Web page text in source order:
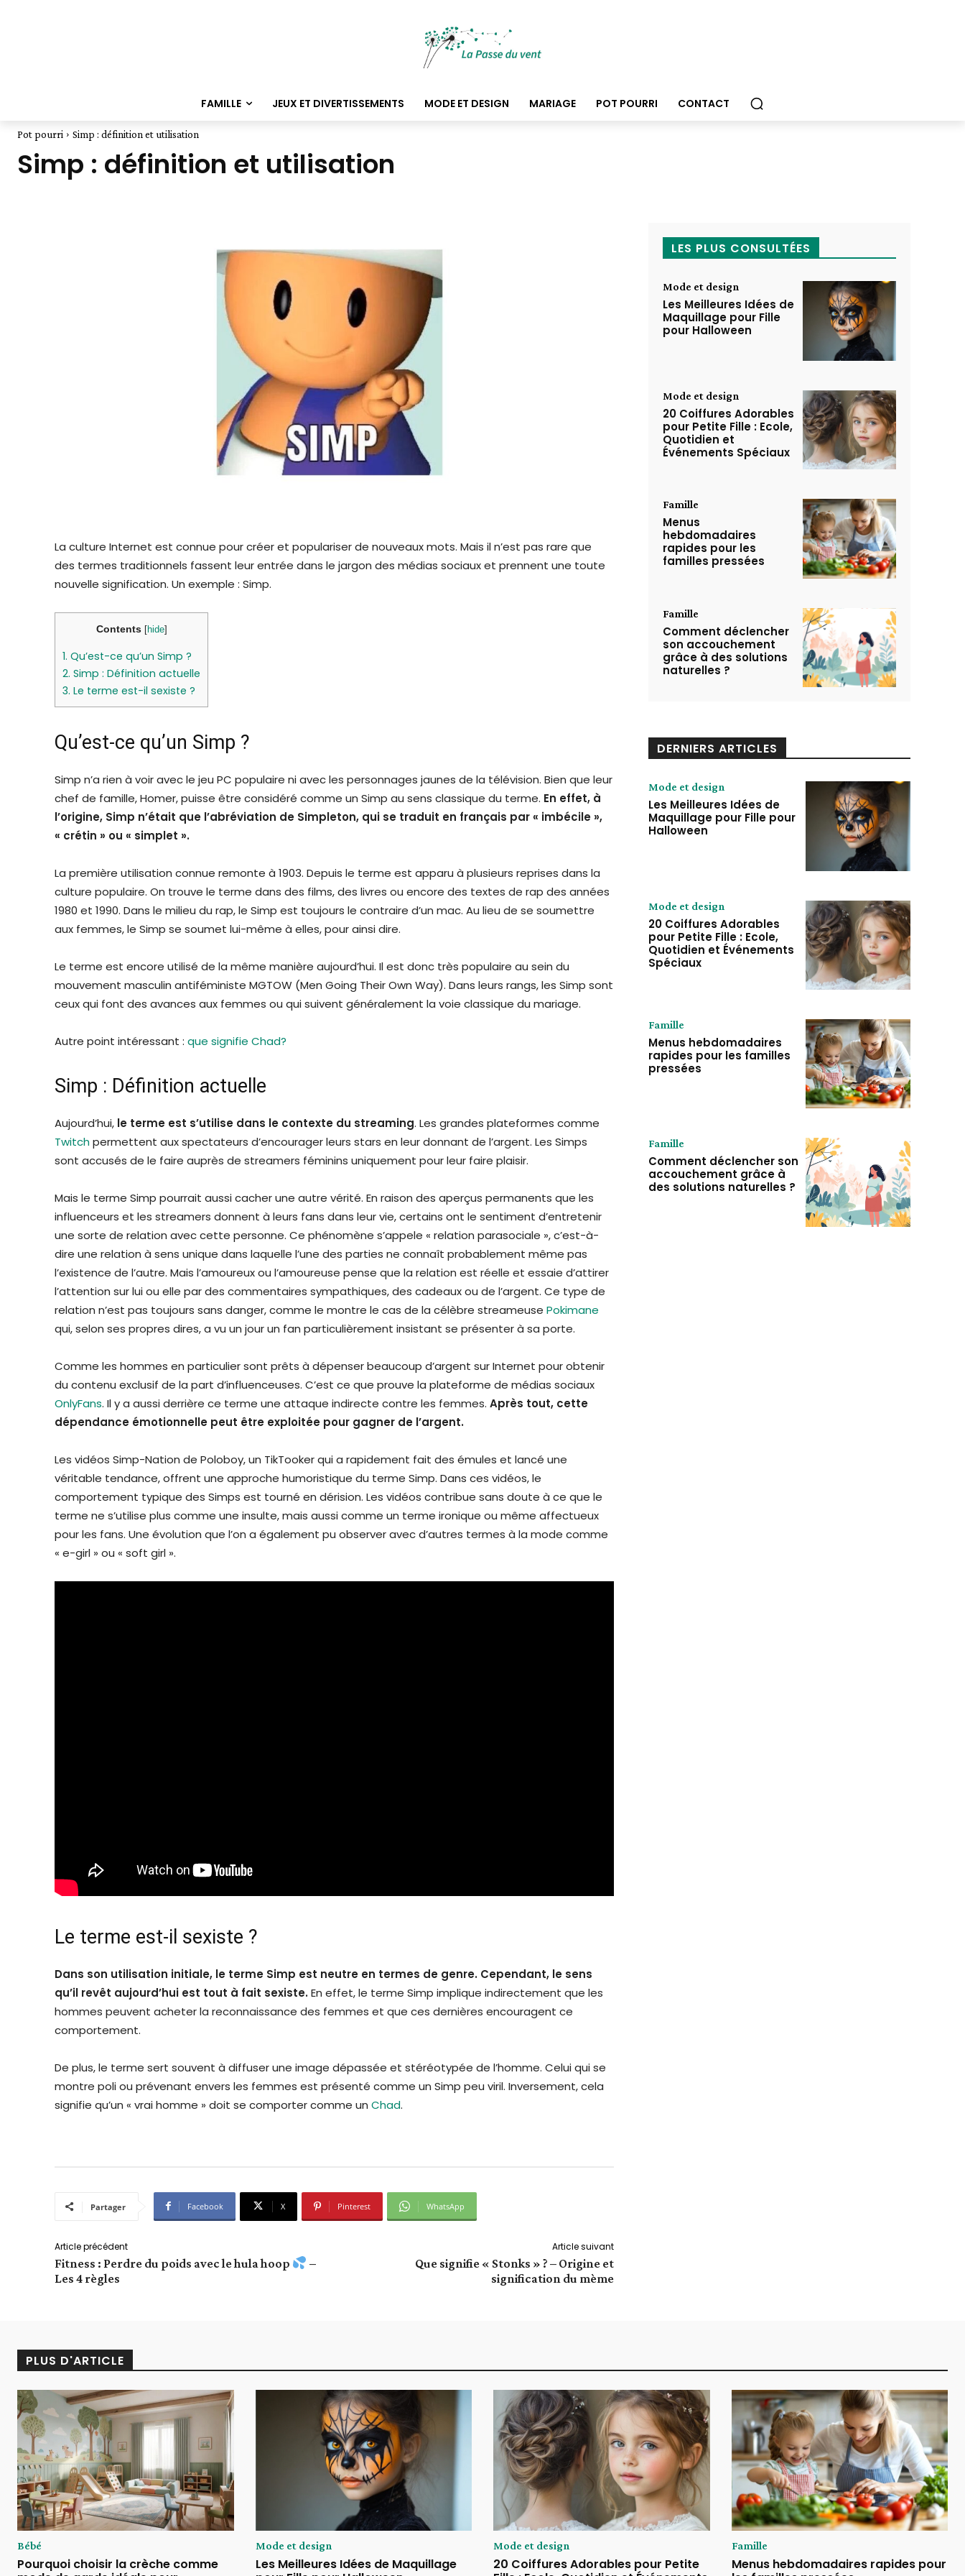
FAMILLE JEUX ET DIVERTISSEMENTS MODE ET DESIGN MARIAGE POT POURRI CONTACT
Pot pourri Simp : définition et utilisation
Simp : définition et utilisation
La culture Internet est connue pour créer et populariser de nouveaux mots. Mais il n’est pas rare que
des termes traditionnels fassent leur entrée dans le jargon des médias sociaux et prennent une toute
nouvelle signification. Un exemple : Simp.
Contents [hide]
1. Qu’est-ce qu’un Simp ?
2. Simp : Définition actuelle
3. Le terme est-il sexiste ?
Qu’est-ce qu’un Simp ?
Simp n’a rien à voir avec le jeu PC populaire ni avec les personnages jaunes de la télévision. Bien que leur
chef de famille, Homer, puisse être considéré comme un Simp au sens classique du terme. En effet, à
l’origine, Simp n’était que l’abréviation de Simpleton, qui se traduit en français par « imbécile »,
« crétin » ou « simplet ».
La première utilisation connue remonte à 1903. Depuis le terme est apparu à plusieurs reprises dans la
culture populaire. On trouve le terme dans des films, des livres ou encore des textes de rap des années
1980 et 1990. Dans le milieu du rap, le Simp est toujours le contraire d’un mac. Au lieu de se soumettre
aux femmes, le Simp se soumet lui-même à elles, pour ainsi dire.
Le terme est encore utilisé de la même manière aujourd’hui. Il est donc très populaire au sein du
mouvement masculin antiféministe MGTOW (Men Going Their Own Way). Dans leurs rangs, les Simp sont
ceux qui font des avances aux femmes ou qui suivent généralement la voie classique du mariage.
Autre point intéressant : que signifie Chad?
Simp : Définition actuelle
Aujourd’hui, le terme est s’utilise dans le contexte du streaming. Les grandes plateformes comme
Twitchpermettent aux spectateurs d’encourager leurs stars en leur donnant de l’argent. Les Simps
sont accusés de le faire auprès de streamers féminins uniquement pour leur faire plaisir.
Mais le terme Simp pourrait aussi cacher une autre vérité. En raison des aperçus permanents que les
influenceurs et les streamers donnent à leurs fans dans leur vie, certains ont le sentiment d’entretenir
une sorte de relation avec cette personne. Ce phénomène s’appele « relation parasociale », c’est-à-
dire une relation à sens unique dans laquelle l’une des parties ne connaît probablement même pas
l’existence de l’autre. Mais l’amoureux ou l’amoureuse pense que la relation est réelle et essaie d’attirer
l’attention sur lui ou elle par des commentaires sympathiques, des cadeaux ou de l’argent. Ce type de
relation n’est pas toujours sans danger, comme le montre le cas de la célèbre streameuse Pokimane
qui, selon ses propres dires, a vu un jour un fan particulièrement insistant se présenter à sa porte.
Comme les hommes en particulier sont prêts à dépenser beaucoup d’argent sur Internet pour obtenir
du contenu exclusif de la part d’influenceuses. C’est ce que prouve la plateforme de médias sociaux
OnlyFans. Il y a aussi derrière ce terme une attaque indirecte contre les femmes. Après tout, cette
dépendance émotionnelle peut être exploitée pour gagner de l’argent.
Les vidéos Simp-Nation de Poloboy, un TikTooker qui a rapidement fait des émules et lancé une
véritable tendance, offrent une approche humoristique du terme Simp. Dans ces vidéos, le
comportement typique des Simps est tourné en dérision. Les vidéos contribue sans doute à ce que le
terme ne s’utilise plus comme une insulte, mais aussi comme un terme ironique ou même affectueux
pour les fans. Une évolution que l’on a également pu observer avec d’autres termes à la mode comme
« e-girl » ou « soft girl ».
Le terme est-il sexiste ?
Dans son utilisation initiale, le terme Simp est neutre en termes de genre. Cependant, le sens
qu’il revêt aujourd’hui est tout à fait sexiste.En effet, le terme Simp implique indirectement que les
hommes peuvent acheter la reconnaissance des femmes et que ces dernières encouragent ce
comportement.
De plus, le terme sert souvent à diffuser une image dépassée et stéréotypée de l’homme. Celui qui se
montre poli ou prévenant envers les femmes est présenté comme un Simp peu viril. Inversement, cela
signifie qu’un « vrai homme » doit se comporter comme un Chad.
Partager Facebook X Pinterest WhatsApp
Article précédent
Fitness : Perdre du poids avec le hula hoop
–
Les 4 règles
Article suivant
Que signifie « Stonks » ? – Origine et
signification du mème
LES PLUS CONSULTÉES
Mode et design
Les Meilleures Idées de
Maquillage pour Fille
pour Halloween
Mode et design
20 Coiffures Adorables
pour Petite Fille : Ecole,
Quotidien et
Événements Spéciaux
Famille
Menus
hebdomadaires
rapides pour les
familles pressées
Famille
Comment déclencher
son accouchement
grâce à des solutions
naturelles ?
DERNIERS ARTICLES
Mode et design
Les Meilleures Idées de
Maquillage pour Fille pour
Halloween
Mode et design
20 Coiffures Adorables
pour Petite Fille : Ecole,
Quotidien et Événements
Spéciaux
Famille
Menus hebdomadaires
rapides pour les familles
pressées
Famille
Comment déclencher son
accouchement grâce à
des solutions naturelles ?
PLUS D'ARTICLE
Bébé
Pourquoi choisir la crèche comme
Mode et design
Les Meilleures Idées de Maquillage
Mode et design
20 Coiffures Adorables pour Petite
Famille
Menus hebdomadaires rapides pour